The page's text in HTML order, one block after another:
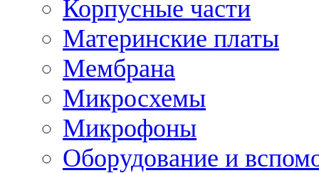
Корпусные части
Материнские платы
Мембрана
Микросхемы
Микрофоны
Оборудование и